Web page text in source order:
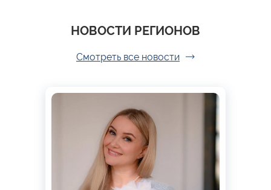
НОВОСТИ РЕГИОНОВ
Смотреть все новости